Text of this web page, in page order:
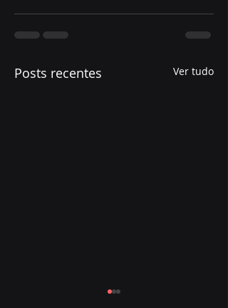
Posts recentes Ver tudo